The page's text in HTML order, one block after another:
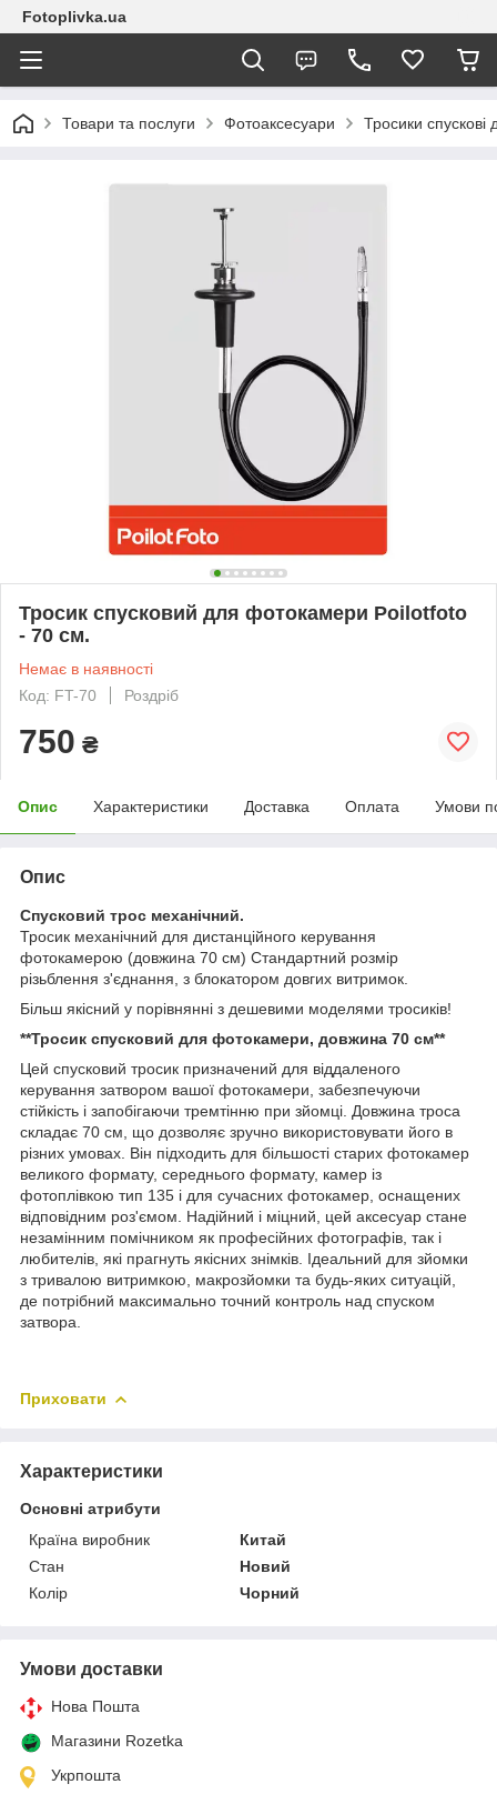
Fotoplivka.ua
Товари та послуги Фотоаксесуари Тросики
Тросик спусковий для фотокамери Poilotfoto
- 70 см.
Немає в наявності
Код: FT-70
Роздріб
750 ₴
Опис Характеристики Доставка Оплата Умови
Опис
Спусковий трос механічний.
Тросик механічний для дистанційного керування
фотокамерою (довжина 70 см) Стандартний розмір
різьблення з'єднання, з блокатором довгих витримок.
Більш якісний у порівнянні з дешевими моделями тросиків!
**Тросик спусковий для фотокамери, довжина 70 см**
Цей спусковий тросик призначений для віддаленого
керування затвором вашої фотокамери, забезпечуючи
стійкість і запобігаючи тремтінню при зйомці. Довжина троса
складає 70 см, що дозволяє зручно використовувати його в
різних умовах. Він підходить для більшості старих фотокамер
великого формату, середнього формату, камер із
фотоплівкою тип 135 і для сучасних фотокамер, оснащених
відповідним роз'ємом. Надійний і міцний, цей аксесуар стане
незамінним помічником як професійних фотографів, так і
любителів, які прагнуть якісних знімків. Ідеальний для зйомки
з тривалою витримкою, макрозйомки та будь-яких ситуацій,
де потрібний максимально точний контроль над спуском
затвора.
Приховати
Характеристики
Основні атрибути
Країна виробник
Китай
Стан
Новий
Колір
Чорний
Умови доставки
Нова Пошта
Магазини Rozetka
Укрпошта